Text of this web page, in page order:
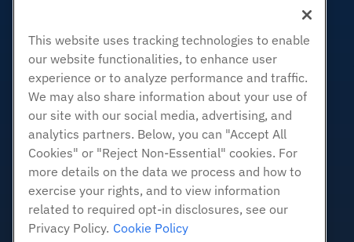
Revendedor com etiqueta em
branco
Linux gerenciado VPS
Linux não gerenciado VPS
Janelas gerenciadas VPS
Windows não gerenciado VPS
Servidores de nuvem
Balanceadores de carga
Armazenamento em Bloco
Armazenamento de Objetos
This website uses tracking technologies to enable
our website functionalities, to enhance user
experience or to analyze performance and traffic.
We may also share information about your use of
our site with our social media, advertising, and
analytics partners. Below, you can "Accept All
Cookies" or "Reject Non-Essential" cookies. For
more details on the data we process and how to
exercise your rights, and to view information
related to required opt-in disclosures, see our
Privacy Policy. Cookie Policy